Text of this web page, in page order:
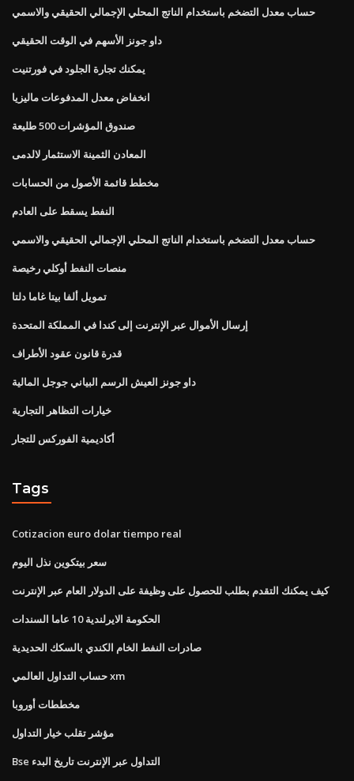
حساب معدل التضخم باستخدام الناتج المحلي الإجمالي الحقيقي والاسمي
داو جونز الأسهم في الوقت الحقيقي
يمكنك تجارة الجلود في فورتنيت
انخفاض معدل المدفوعات ماليزيا
صندوق المؤشرات 500 طليعة
المعادن الثمينة الاستثمار لالدمى
مخطط قائمة الأصول من الحسابات
النفط يسقط على العادم
حساب معدل التضخم باستخدام الناتج المحلي الإجمالي الحقيقي والاسمي
منصات النفط أوكلي رخيصة
تمويل ألفا بيتا غاما دلتا
إرسال الأموال عبر الإنترنت إلى كندا في المملكة المتحدة
قدرة قانون عقود الأطراف
داو جونز العيش الرسم البياني جوجل المالية
خيارات التظاهر التجارية
أكاديمية الفوركس للتجار
Tags
Cotizacion euro dolar tiempo real
سعر بيتكوين نذل اليوم
كيف يمكنك التقدم بطلب للحصول على وظيفة على الدولار العام عبر الإنترنت
الحكومة الايرلندية 10 عاما السندات
صادرات النفط الخام الكندي بالسكك الحديدية
حساب التداول العالمي xm
مخططات أوروبا
مؤشر تقلب خيار التداول
Bse التداول عبر الإنترنت تاريخ البدء